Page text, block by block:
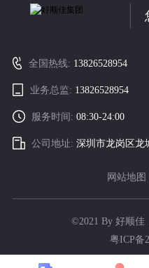
全国热线: 13826528954
业务总监: 13826528954
服务时间:08:30-24:00
公司地址:深圳市龙岗区龙
网站地图
©2021 By 好顺佳
粤ICP备